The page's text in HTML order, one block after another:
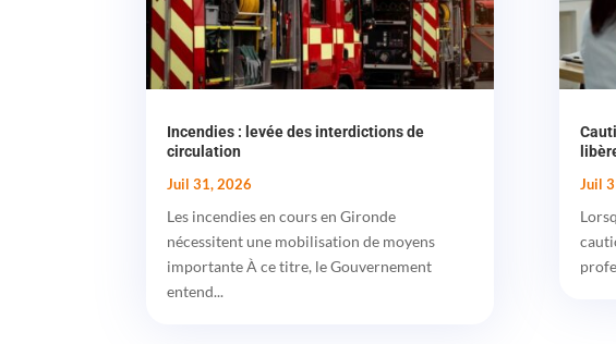
Incendies : levée des interdictions de
circulation
Juil 31, 2026
Les incendies en cours en Gironde
nécessitent une mobilisation de moyens
importante À ce titre, le Gouvernement
entend...
Juil